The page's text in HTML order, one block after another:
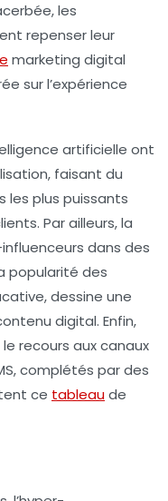
les
repenser leur
marketing digital
sur l’expérience
artificielle ont
faisant du
les plus puissants
Par ailleurs, la
dans des
popularité des
dessine une
digital. Enfin,
le recours aux canaux
complétés par des
ce tableaude